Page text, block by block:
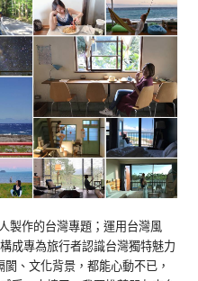
製作的台灣專題；運用台灣風
成專為旅行者認識台灣獨特魅力
閡、文化背景，都能心動不已，